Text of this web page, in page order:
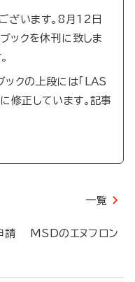
ざいます。8月12日
ックを休刊に致しま
クの上段には「LAS
修正しています。記事
一覧
請 MSDのエヌフロン